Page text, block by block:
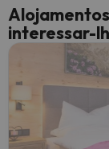
interessar-